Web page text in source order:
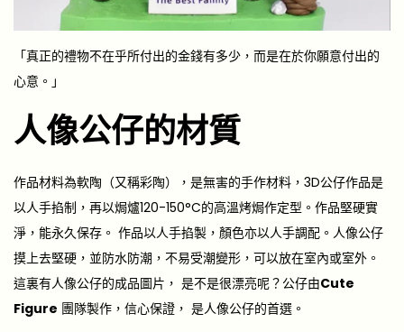
「真正的禮物不在乎所付出的金錢有多少，而是在於你願意付出的
心意。」
人像公仔的材質
作品材料為軟陶（又稱彩陶），是無害的手作材料，3D公仔作品是
以人手掐制，再以焗爐120-150°C的高溫烤焗作定型。作品堅硬實
淨，能永久保存。 作品以人手掐製，顏色亦以人手調配。人像公仔
摸上去堅硬，並防水防潮，不易受潮變形，可以放在室內或室外。
這裏有人像公仔的成品圖片， 是不是很漂亮呢？公仔由Cute
Figure 團隊製作，信心保證， 是人像公仔的首選。